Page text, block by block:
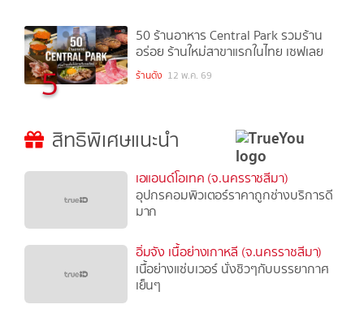
5
50 ร้านอาหาร Central Park รวมร้าน
อร่อย ร้านใหม่สาขาแรกในไทย เซฟเลย
ร้านดัง 12 พ.ค. 69
สิทธิพิเศษแนะนำ
เอแอนด์โอเทค (จ.นครราชสีมา)
อุปกรคอมพิวเตอร์ราคาถูกช่างบริการดี
มาก
อิ่มจัง เนื้อย่างเกาหลี (จ.นครราชสีมา)
เนื้อย่างแซ่บเวอร์ นั่งชิวๆกับบรรยากาศ
เย็นๆ